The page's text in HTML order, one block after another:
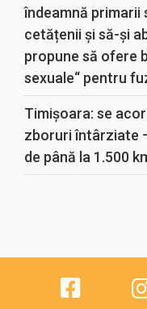
îndeamnă primarii
cetățenii și să-și
propune să ofere
sexuale“ pentru
Timișoara: se
zboruri întârziate
de până la 1.500